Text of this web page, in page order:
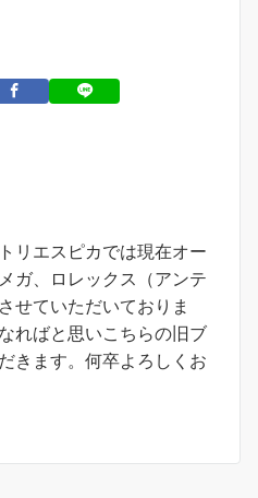
リエスピカでは現在オー
ガ、ロレックス（アンテ
せていただいておりま
ればと思いこちらの旧ブ
きます。何卒よろしくお